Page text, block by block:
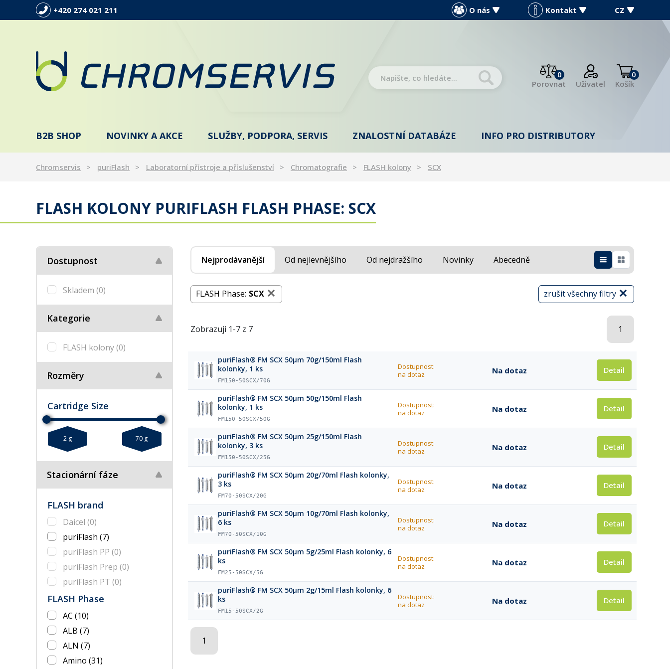
+420 274 021 211 O nás Kontakt CZ
0
Porovnat
Uživatel
0
Košík
B2B SHOP NOVINKY A AKCE SLUŽBY, PODPORA, SERVIS ZNALOSTNÍ DATABÁZE INFO PRO DISTRIBUTORY
Chromservis puriFlash Laboratorní přístroje a příslušenství Chromatografie FLASH kolony SCX
FLASH KOLONY PURIFLASH FLASH PHASE: SCX
Dostupnost
Skladem (0)
Kategorie
FLASH kolony(0)
Rozměry
Cartridge Size
2 g 70 g
Stacionární fáze
FLASH brand
Daicel (0)
puriFlash (7)
puriFlash PP (0)
puriFlash Prep (0)
puriFlash PT (0)
FLASH Phase
AC (10)
ALB (7)
ALN (7)
Amino (31)
Nejprodávanější Od nejlevnějšího Od nejdražšího Novinky Abecedně
zrušit všechny filtry
FLASH Phase: SCX
Zobrazuji 1-7 z 7 1
puriFlash® FM SCX 50µm 70g/150ml Flash
kolonky, 1 ks
FM150-50SCX/70G
Dostupnost:
na dotaz
Na dotaz Detail
puriFlash® FM SCX 50µm 50g/150ml Flash
kolonky, 1 ks
FM150-50SCX/50G
Dostupnost:
na dotaz
Na dotaz Detail
puriFlash® FM SCX 50µm 25g/150ml Flash
kolonky, 3 ks
FM150-50SCX/25G
Dostupnost:
na dotaz
Na dotaz Detail
puriFlash® FM SCX 50µm 20g/70ml Flash kolonky,
3 ks
FM70-50SCX/20G
Dostupnost:
na dotaz
Na dotaz Detail
puriFlash® FM SCX 50µm 10g/70ml Flash kolonky,
6 ks
FM70-50SCX/10G
Dostupnost:
na dotaz
Na dotaz Detail
puriFlash® FM SCX 50µm 5g/25ml Flash kolonky, 6
ks
FM25-50SCX/5G
Dostupnost:
na dotaz
Na dotaz Detail
puriFlash® FM SCX 50µm 2g/15ml Flash kolonky, 6
ks
FM15-50SCX/2G
Dostupnost:
na dotaz
Na dotaz Detail
1